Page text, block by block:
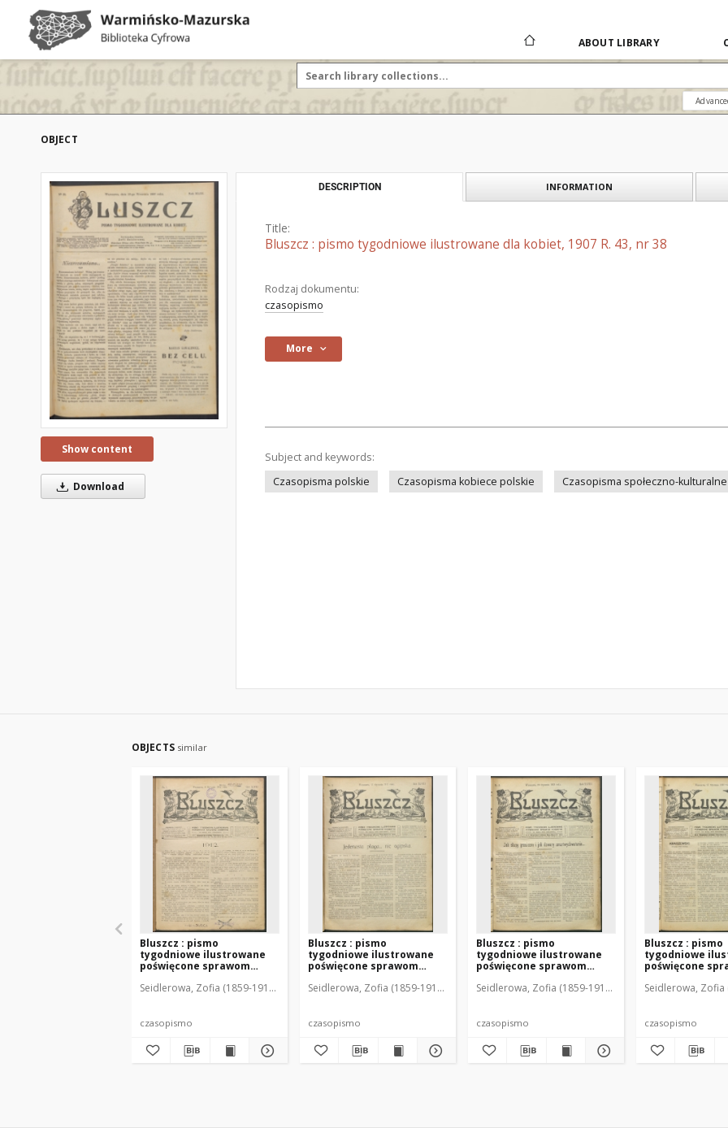
ABOUT LIBRARY
OBJECT
Show content
Download
DESCRIPTION INFORMATION
Title:
Bluszcz : pismo tygodniowe ilustrowane dla kobiet, 1907 R. 43, nr 38
Rodzaj dokumentu:
czasopismo
More
Subject and keywords:
Czasopisma polskie
Czasopisma kobiece polskie Czasopisma społeczno-
OBJECTS similar
Bluszcz : pismo
tygodniowe ilustrowane
poświęcone sprawom
Seidlerowa, Zofia (1859-1919). Red. i Wyd.
czasopismo
Bluszcz : pismo
tygodniowe ilustrowane
poświęcone sprawom
Seidlerowa, Zofia (1859-1919). Red. i Wyd.
czasopismo
Bluszcz : pismo
tygodniowe ilustrowane
poświęcone sprawom
Seidlerowa, Zofia (1859-1919). Red. i Wyd.
czasopismo
Bluszcz : pismo
tygodniowe
poświęcone
Seidlerowa, Zofia
czasopismo